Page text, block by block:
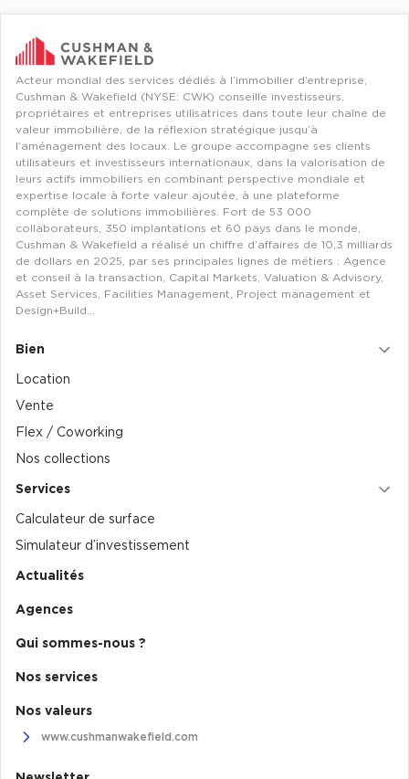
Acteur mondial des services dédiés à l’immobilier d’entreprise,
Cushman & Wakefield (NYSE: CWK) conseille investisseurs,
propriétaires et entreprises utilisatrices dans toute leur chaîne de
valeur immobilière, de la réflexion stratégique jusqu’à
l’aménagement des locaux. Le groupe accompagne ses clients
utilisateurs et investisseurs internationaux, dans la valorisation de
leurs actifs immobiliers en combinant perspective mondiale et
expertise locale à forte valeur ajoutée, à une plateforme
complète de solutions immobilières. Fort de 53 000
collaborateurs, 350 implantations et 60 pays dans le monde,
Cushman & Wakefield a réalisé un chiffre d’affaires de 10,3 milliards
de dollars en 2025, par ses principales lignes de métiers : Agence
et conseil à la transaction, Capital Markets, Valuation & Advisory,
Asset Services, Facilities Management, Project management et
Design+Build…
Bien
Location
Vente
Flex / Coworking
Nos collections
Services
Calculateur de surface
Simulateur d’investissement
Actualités
Agences
Qui sommes-nous ?
Nos services
Nos valeurs
www.cushmanwakefield.com